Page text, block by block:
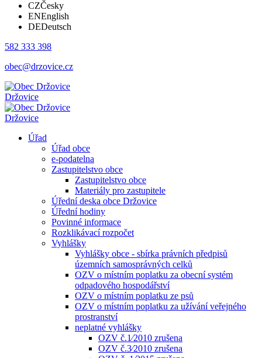
CZČesky
ENEnglish
DEDeutsch
582 333 398
obec@drzovice.cz
Držovice
Držovice
Úřad
Úřad obce
e-podatelna
Zastupitelstvo obce
Zastupitelstvo obce
Materiály pro zastupitele
Úřední deska obce Držovice
Úřední hodiny
Povinné informace
Rozklikávací rozpočet
Vyhlášky
Vyhlášky obce - sbírka právních předpisů
územních samosprávných celků
OZV o místním poplatku za obecní systém
odpadového hospodářství
OZV o místním poplatku ze psů
OZV o místním poplatku za užívání veřejného
prostranství
neplatné vyhlášky
OZV č.1⁄2010 zrušena
OZV č.3⁄2010 zrušena